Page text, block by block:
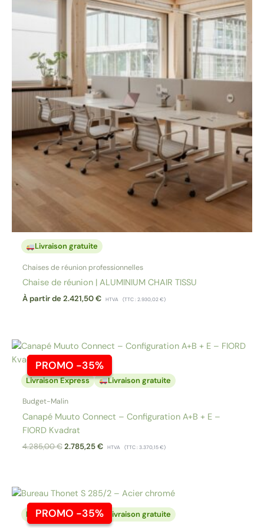
Livraison gratuite
Chaises de réunion professionnelles
Chaise de réunion | ALUMINIUM CHAIR TISSU
À partir de2.421,50€ HTVA (TTC :2.930,02€)
PROMO -35%
Livraison Express Livraison gratuite
PROMO -35%
Budget-Malin
Canapé Muuto Connect – Configuration A+B + E –
FIORD Kvadrat
4.285,00€ Le
2.785,25€LeHTVA (TTC :3.370,15€)
PROMO -35%
Livraison Express Livraison gratuite
PROMO -35%